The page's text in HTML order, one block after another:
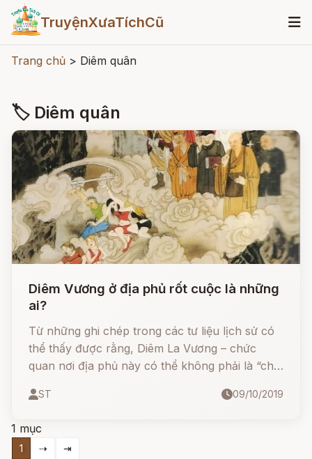
TruyệnXưaTíchCũ
Trang chủ > Diêm quân
🏷 Diêm quân
Diêm Vương ở địa phủ rốt cuộc là những
ai?
Từ những ghi chép trong các tư liệu lịch sử có
thể thấy được rằng, Diêm La Vương – chức
quan nơi địa phủ này có thể không phải là “chế
tài có đức đảm nhiệm luân phiên vậy!
ST 09/10/2019
1 mục
1 ⇢ ⇥